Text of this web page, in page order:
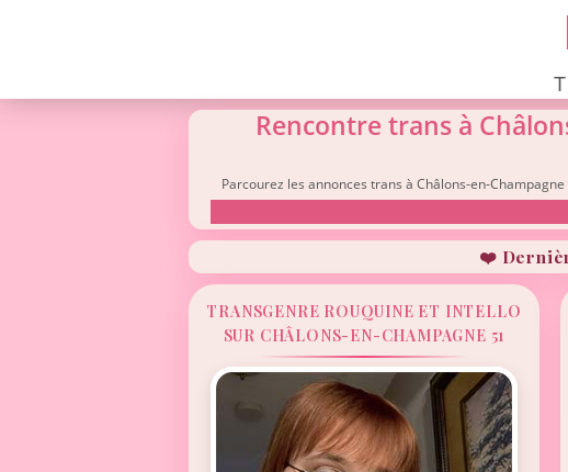
Rencontre trans à
Parcourez les annonces trans à Châlons-en-
❤️
TRANSGENRE ROUQUINE ET INTELLO
SUR CHÂLONS-EN-CHAMPAGNE 51